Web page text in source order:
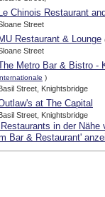
Le Chinois Restaurant
Street
MU Restaurant & Lounge
Street
Metro Bar & Bistro -
)
Street, Knightsbridge
at The Capital
Street, Knightsbridge
in der Nähe
Bar & Restaurant'